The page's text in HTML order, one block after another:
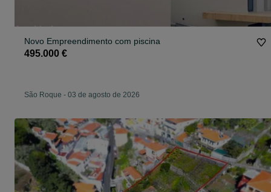
Novo Empreendimento com piscina
495.000 €
São Roque - 03 de agosto de 2026